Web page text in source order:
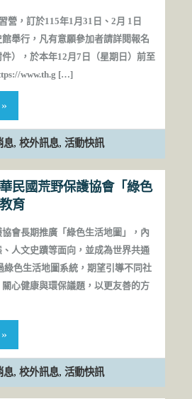
營，訂於115年1月31日、2月 1日
館舉行，凡有意願參加者請詳閱報名
），於本年12月7日（星期日）前至
www.th.g […]
息, 校外訊息, 活動快訊
民國荒野保護協會「綠色
育
會長期推廣「綠色生活地圖」，內
人文史蹟等面向，並成為世界共通
綠色生活地圖系統，期望引導不同社
心健康與環保議題，以更友善的方
息, 校外訊息, 活動快訊